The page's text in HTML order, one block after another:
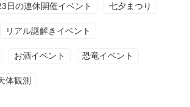
日の連休開催イベント 七夕まつり
リアル謎解きイベント
お酒イベント 恐竜イベント
体観測